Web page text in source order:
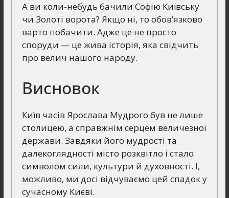
А ви коли-небудь бачили Софію Київську
чи Золоті ворота? Якщо ні, то обов’язково
варто побачити. Адже це не просто
споруди — це жива історія, яка свідчить
про велич нашого народу.
Висновок
Київ часів Ярослава Мудрого був не лише
столицею, а справжнім серцем величезної
держави. Завдяки його мудрості та
далекоглядності місто розквітло і стало
символом сили, культури й духовності. І,
можливо, ми досі відчуваємо цей спадок у
сучасному Києві.